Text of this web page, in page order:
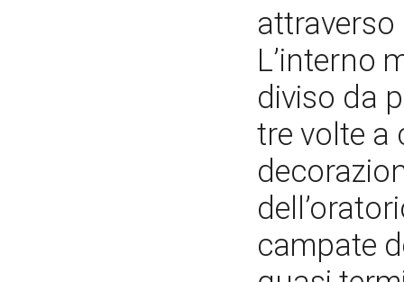
attraverso
L’interno
diviso da
tre volte a
campate